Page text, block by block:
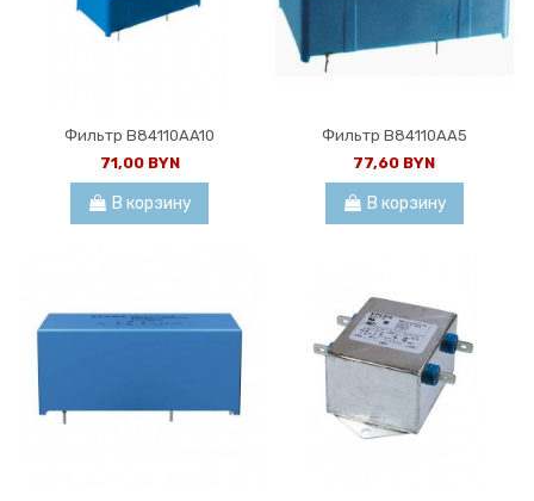
Фильтр B84110AA10
71,00 BYN
В корзину
Фильтр B84110AA5
77,60 BYN
В корзину